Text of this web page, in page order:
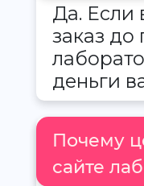
Да. Если
заказ до
деньги
Почему
сайте